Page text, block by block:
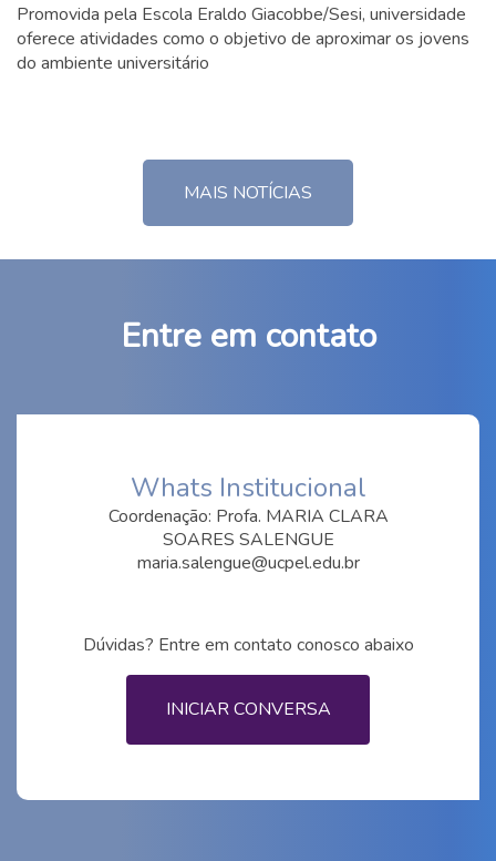
Promovida pela Escola Eraldo Giacobbe/Sesi, universidade
oferece atividades como o objetivo de aproximar os jovens
do ambiente universitário
MAIS NOTÍCIAS
Entre em contato
Whats Institucional
Coordenação: Profa. MARIA CLARA
SOARES SALENGUE
maria.salengue@ucpel.edu.br
Dúvidas? Entre em contato conosco abaixo
INICIAR CONVERSA